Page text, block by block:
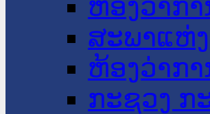
ຫ້ອງວ່າກ
ສະພາແຫ່
ຫ້ອງວ່າກ
ກະຊວງ ກ